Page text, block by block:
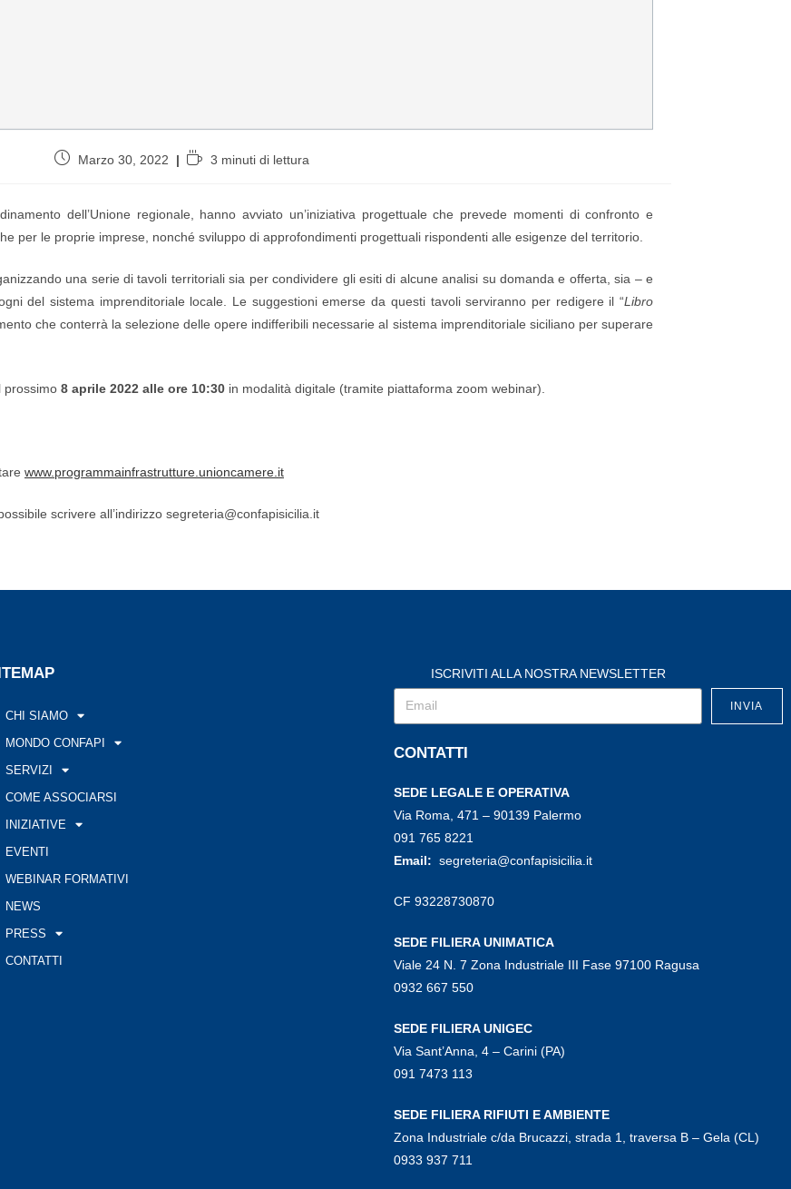
Marzo 30, 2022 3 minuti di lettura
dell’Unione regionale, hanno avviato un’iniziativa progettuale che prevede momenti di confronto e
per le proprie imprese, nonché sviluppo di approfondimenti progettuali rispondenti alle esigenze del territorio.
una serie di tavoli territoriali sia per condividere gli esiti di alcune analisi su domanda e offerta, sia – e
del sistema imprenditoriale locale. Le suggestioni emerse da questi tavoli serviranno per redigere il “Libro
che conterrà la selezione delle opere indifferibili necessarie al sistema imprenditoriale siciliano per superare
prossimo 8 aprile 2022 alle ore 10:30 in modalità digitale (tramite piattaforma zoom webinar).
www.programmainfrastrutture.unioncamere.it
scrivere all’indirizzo segreteria@confapisicilia.it
CHI SIAMO
MONDO CONFAPI
SERVIZI
COME ASSOCIARSI
INIZIATIVE
EVENTI
WEBINAR FORMATIVI
NEWS
PRESS
CONTATTI
ISCRIVITI ALLA NOSTRA NEWSLETTER
INVIA
CONTATTI
SEDE LEGALE E OPERATIVA
Via Roma, 471 – 90139 Palermo
091 765 8221
Email: segreteria@confapisicilia.it
CF 93228730870
SEDE FILIERA UNIMATICA
Viale 24 N. 7 Zona Industriale III Fase 97100 Ragusa
0932 667 550
SEDE FILIERA UNIGEC
Via Sant’Anna, 4 – Carini (PA)
091 7473 113
SEDE FILIERA RIFIUTI E AMBIENTE
Zona Industriale c/da Brucazzi, strada 1, traversa B – Gela (CL)
0933 937 711